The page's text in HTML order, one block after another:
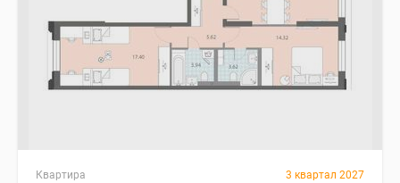
Квартира 3 квартал 2027